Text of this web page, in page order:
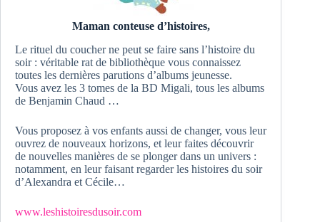
Maman conteuse d’histoires,
Le rituel du coucher ne peut se faire sans l’histoire du
soir : véritable rat de bibliothèque vous connaissez
toutes les dernières parutions d’albums jeunesse.
Vous avez les 3 tomes de la BD Migali, tous les albums
de Benjamin Chaud …
Vous proposez à vos enfants aussi de changer, vous leur
ouvrez de nouveaux horizons, et leur faites découvrir
de nouvelles manières de se plonger dans un univers :
notamment, en leur faisant regarder les histoires du soir
d’Alexandra et Cécile…
www.leshistoiresdusoir.com